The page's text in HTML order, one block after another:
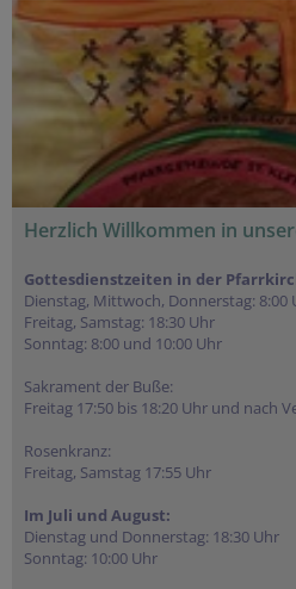
Herzlich Willkommen in
Gottesdienstzeiten in der
Dienstag, Mittwoch, Donnerstag: 8:00
Freitag, Samstag: 18:30 Uhr
Sonntag: 8:00 und 10:00 Uhr
Sakrament der Buße:
Freitag 17:50 bis 18:20 Uhr und nach
Rosenkranz:
Freitag, Samstag 17:55 Uhr
Im Juli und August:
Dienstag und Donnerstag: 18:30 Uhr
Sonntag: 10:00 Uhr